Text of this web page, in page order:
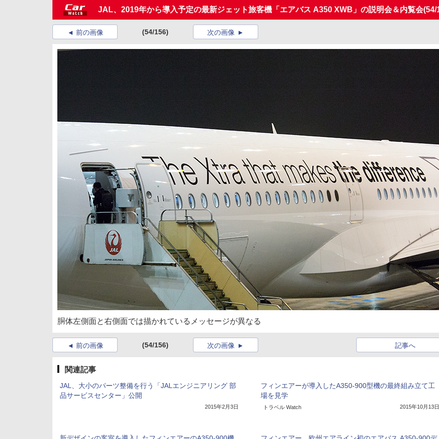
JAL、2019年から導入予定の最新ジェット旅客機「エアバス A350 XWB」の説明会＆内覧会(54/
前の画像 (54/156) 次の画像
胴体左側面と右側面では描かれているメッセージが異なる
前の画像 (54/156) 記事へ
次の画像
関連記事
JAL、大小のパーツ整備を行う「JALエンジニアリング 部
品サービスセンター」公開
2015年2月3日
フィンエアーが導入したA350-900型機の最終組み立て工
場を見学
トラベル Watch 2015年10月13日